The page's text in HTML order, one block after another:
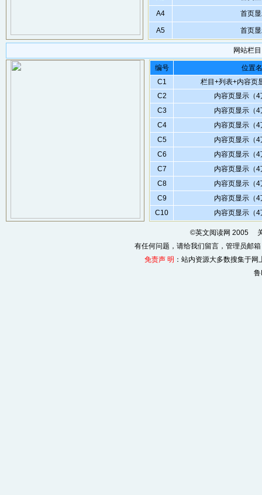
A4
首页
A5 首页
网站栏
编号
位置
C1
栏目+列表+内容页
C2
内容页显示（
C3
内容页显示（
C4
内容页显示（
C5
内容页显示（
C6
内容页显示（
C7
内容页显示（
C8
内容页显示（
C9
内容页显示（
C10
内容页显示（
©英文阅读网 2005
有任何问题，请给我们留言 ，管理员邮
免责声 明 ：站内资源大多数搜集于